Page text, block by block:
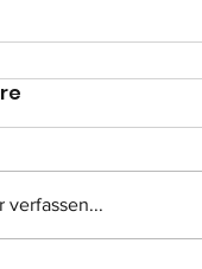
057
verfassen...